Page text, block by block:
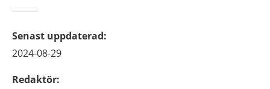
Senast uppdaterad:
2024-08-29
Redaktör: